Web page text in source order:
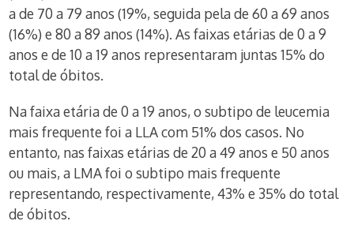
a de 70 a 79 anos (19%, seguida pela de 60 a 69 anos
(16%) e 80 a 89 anos (14%). As faixas etárias de 0 a 9
anos e de 10 a 19 anos representaram juntas 15% do
total de óbitos.
Na faixa etária de 0 a 19 anos, o subtipo de leucemia
mais frequente foi a LLA com 51% dos casos. No
entanto, nas faixas etárias de 20 a 49 anos e 50 anos
ou mais, a LMA foi o subtipo mais frequente
representando, respectivamente, 43% e 35% do total
de óbitos.